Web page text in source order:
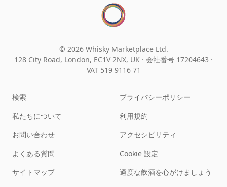
© 2026 Whisky Marketplace Ltd.
128 City Road, London, EC1V 2NX, UK · 会社番号 17204643 ·
VAT 519 9116 71
検索
私たちについて
お問い合わせ
よくある質問
サイトマップ
プライバシーポリシー
利用規約
アクセシビリティ
Cookie 設定
適度な飲酒を心がけましょう